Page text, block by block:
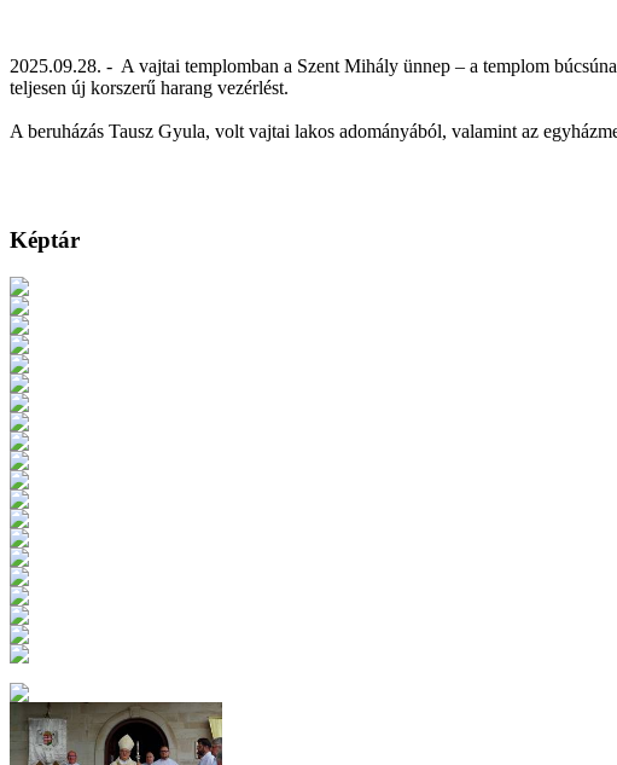
2025.09.28. - A vajtai templomban a Szent Mihály ünnep – a templom
teljesen új korszerű harang vezérlést.
A beruházás Tausz Gyula, volt vajtai lakos adományából, valamint az
Képtár